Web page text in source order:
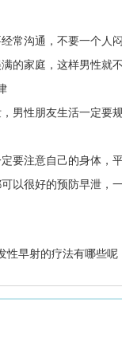
沟通，不要一个人闷
的家庭，这样男性就
性朋友生活一定要规
注意自己的身体，平
以很好的预防早泄，
性早射的疗法有哪些呢